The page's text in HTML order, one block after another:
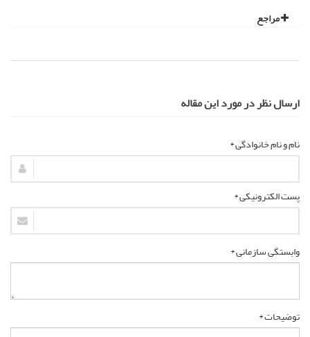
مراجع
ارسال نظر در مورد این مقاله
نام و نام خانوادگی *
پست الکترونیکی *
وابستگی سازمانی *
توضیحات *